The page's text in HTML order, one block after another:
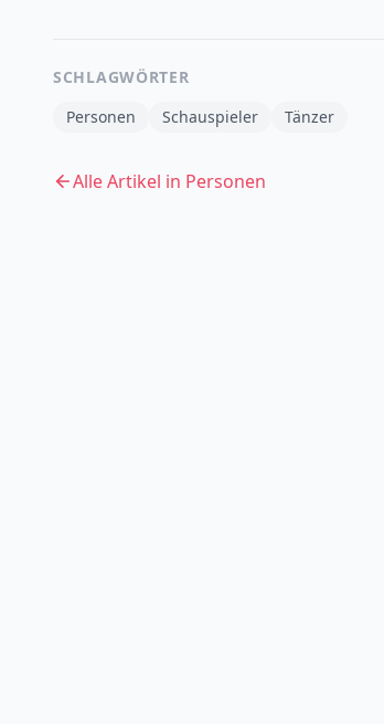
SCHLAGWÖRTER
Personen
Schauspieler Tänzer
Alle Artikel in Personen